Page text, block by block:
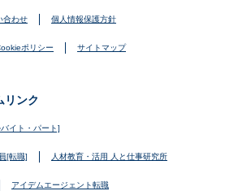
合わせ 個人情報保護方針
ポリシー サイトマップ
リンク
イト・パート]
[転職] 人材教育・活用 人と仕事研究所
アイデムエージェント転職